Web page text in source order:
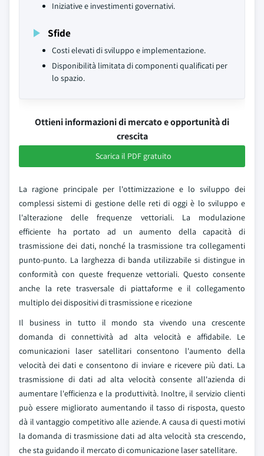
Iniziative e investimenti governativi.
Sfide
Costi elevati di sviluppo e implementazione.
Disponibilità limitata di componenti qualificati per
lo spazio.
Ottieni informazioni di mercato e opportunità di
crescita
Scarica il PDF gratuito
La ragione principale per l'ottimizzazione e lo sviluppo dei
complessi sistemi di gestione delle reti di oggi è lo sviluppo e
l'alterazione delle frequenze vettoriali. La modulazione
efficiente ha portato ad un aumento della capacità di
trasmissione dei dati, nonché la trasmissione tra collegamenti
punto-punto. La larghezza di banda utilizzabile si distingue in
conformità con queste frequenze vettoriali. Questo consente
anche la rete trasversale di piattaforme e il collegamento
multiplo dei dispositivi di trasmissione e ricezione
Il business in tutto il mondo sta vivendo una crescente
domanda di connettività ad alta velocità e affidabile. Le
comunicazioni laser satellitari consentono l'aumento della
velocità dei dati e consentono di inviare e ricevere più dati. La
trasmissione di dati ad alta velocità consente all'azienda di
aumentare l'efficienza e la produttività. Inoltre, il servizio clienti
può essere migliorato aumentando il tasso di risposta, questo
dà il vantaggio competitivo alle aziende. A causa di questi motivi
la domanda di trasmissione dati ad alta velocità sta crescendo,
che sta guidando il mercato di comunicazione laser satellitare.